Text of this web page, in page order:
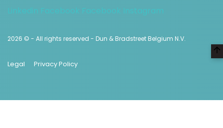
Linkedin Facebook Facebook Instagram
2026 © - All rights reserved - Dun & Bradstreet Belgium N.V.
Legal Privacy Policy